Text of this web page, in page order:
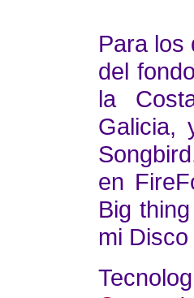
Para los
del
la
Galicia,
en
Big
mi